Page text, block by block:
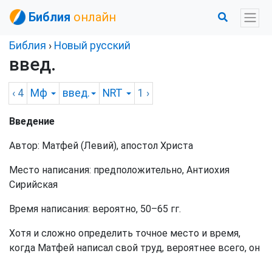
Библия онлайн
Библия › Новый русский
введ.
‹ 4 Мф введ. NRT 1 ›
Введение
Автор: Матфей (Левий), апостол Христа
Место написания: предположительно, Антиохия
Сирийская
Время написания: вероятно, 50–65 гг.
Хотя и сложно определить точное место и время,
когда Матфей написал свой труд, вероятнее всего, он